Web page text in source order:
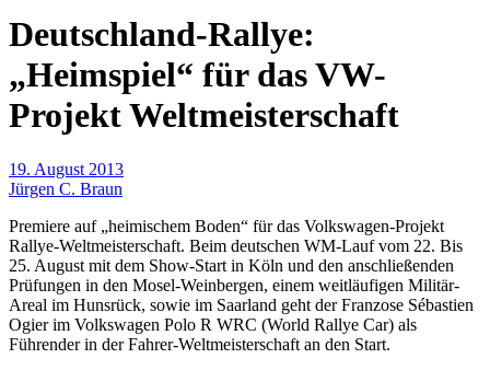
Deutschland-Rallye:
„Heimspiel“ für das VW-
Projekt Weltmeisterschaft
19. August 2013
Jürgen C. Braun
Premiere auf „heimischem Boden“ für das Volkswagen-Projekt
Rallye-Weltmeisterschaft. Beim deutschen WM-Lauf vom 22. Bis
25. August mit dem Show-Start in Köln und den anschließenden
Prüfungen in den Mosel-Weinbergen, einem weitläufigen Militär-
Areal im Hunsrück, sowie im Saarland geht der Franzose Sébastien
Ogier im Volkswagen Polo R WRC (World Rallye Car) als
Führender in der Fahrer-Weltmeisterschaft an den Start.